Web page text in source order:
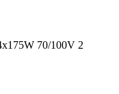
70/100V 2